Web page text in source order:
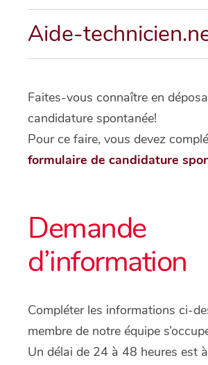
Aide-
Faites-vous connaître en
candidature spontanée!
Pour ce faire, vous devez
formulaire de candidature
Demande
d’information
Compléter les informations ci-
membre de notre équipe
Un délai de 24 à 48 heures est